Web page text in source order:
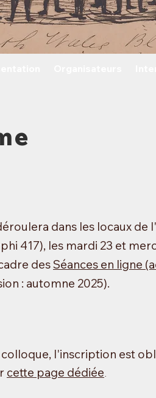
dans les locaux de
417), les mardi 23 et
desSéances en ligne
: automne 2025).
colloque, l'inscription est
cette page dédiée.